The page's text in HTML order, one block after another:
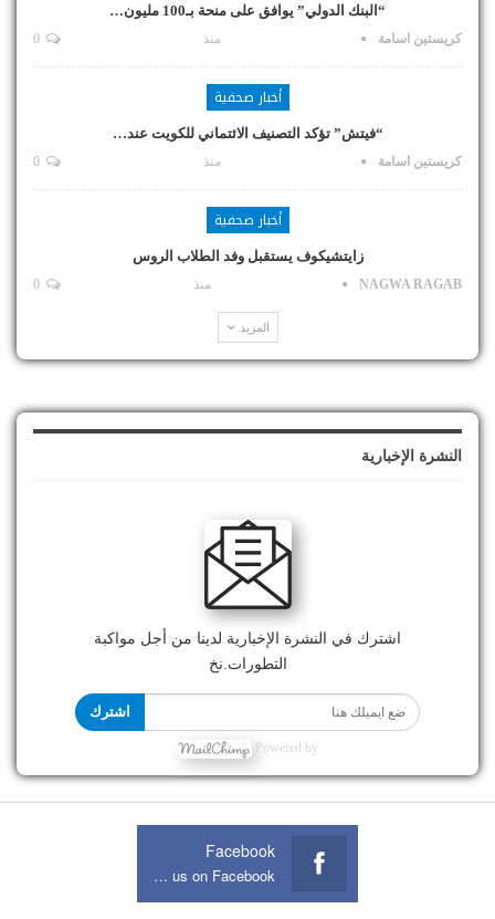
“البنك الدولي” يوافق على منحة بـ100 مليون…
كريستين اسامة منذ
أخبار صحفية
“فيتش” تؤكد التصنيف الائتماني للكويت عند…
كريستين اسامة منذ
أخبار صحفية
زايتشيكوف يستقبل وفد الطلاب الروس
NAGWA RAGAB منذ
المزيد
النشرة الإخبارية
اشترك في النشرة الإخبارية لدينا من أجل مواكبة
التطورات.نخ
اشترك
Powered by
Facebook
Join us on Facebook